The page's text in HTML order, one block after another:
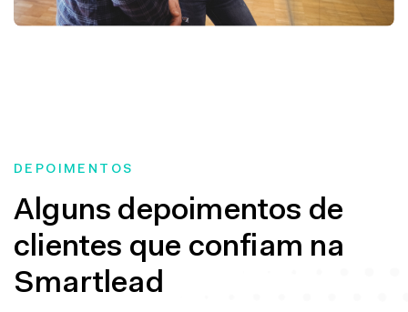
DEPOIMENTOS
Alguns depoimentos de
clientes que confiam na
Smartlead